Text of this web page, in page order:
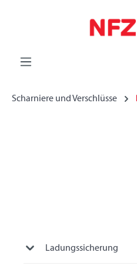
Scharniere und Verschlüsse
Ladungssicherung